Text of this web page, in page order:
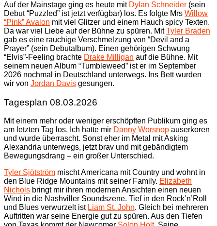
Auf der Mainstage ging es heute mit Dylan Schneider (sein
Debut “Puzzled” ist jetzt verfügbar) los. Es folgte Mrs Willow
“Pink” Avalon mit viel Glitzer und einem Hauch spicy Texten.
Da war viel Liebe auf der Bühne zu spüren. MitTyler Braden
gab es eine rauchige Verschmelzung von “Devil and a
Prayer” (sein Debutalbum). Einen gehörigen Schwung
“Elvis”-Feeling brachte Drake Milligan auf die Bühne. Mit
seinem neuen Album “Tumbleweed” ist er im September
2026 nochmal in Deutschland unterwegs. Ins Bett wurden
wir von Jordan Davis gesungen.
Tagesplan 08.03.2026
Mit einem mehr oder weniger erschöpften Publikum ging es
am letzten Tag los. Ich hatte mir Danny Worsnop auserkoren
und wurde überrascht. Sonst eher im Metal mit Asking
Alexandria unterwegs, jetzt brav und mit gebändigtem
Bewegungsdrang – ein großer Unterschied.
Tyler Sjötström mischt Americana mit Country und wohnt in
den Blue Ridge Mountains mit seiner Family. Elizabeth
Nichols bringt mir ihren modernen Ansichten einen neuen
Wind in die Nashviller Soundszene. Tief in den Rock’n’Roll
und Blues verwurzelt ist Liam St. John. Gleich bei mehreren
Auftritten war seine Energie gut zu spüren. Aus den Tiefen